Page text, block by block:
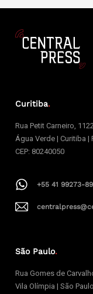
Curitiba.
Rua Petit Carneiro,
Água Verde | Curitiba |
CEP: 80240050
+55 41 99273-
São Paulo.
Rua Gomes de
Vila Olímpia | São